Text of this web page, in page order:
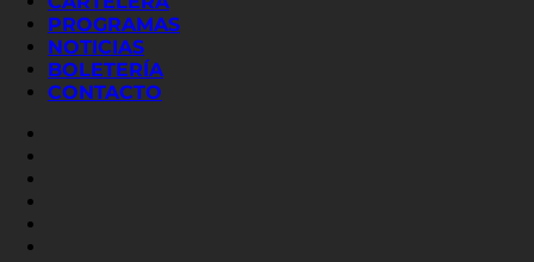
PROGRAMAS
NOTICIAS
BOLETERÍA
CONTACTO